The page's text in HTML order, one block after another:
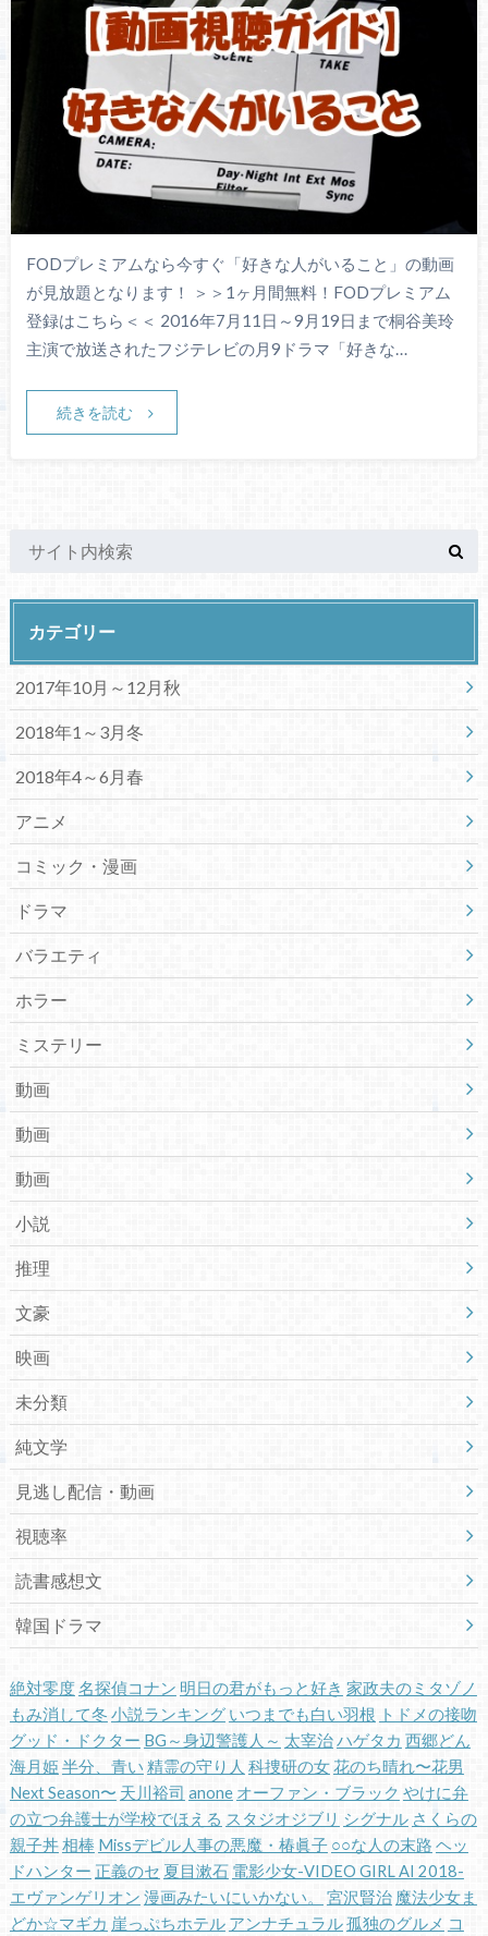
FODプレミアムなら今すぐ「好きな人がいること」の動画
が見放題となります！ ＞＞1ヶ月間無料！FODプレミアム
登録はこちら＜＜ 2016年7月11日～9月19日まで桐谷美玲
主演で放送されたフジテレビの月9ドラマ「好きな…
続きを読む
カテゴリー
2017年10月～12月秋
2018年1～3月冬
2018年4～6月春
アニメ
コミック・漫画
ドラマ
バラエティ
ホラー
ミステリー
動画
動画
動画
小説
推理
文豪
映画
未分類
純文学
見逃し配信・動画
視聴率
読書感想文
韓国ドラマ
絶対零度名探偵コナン 明日の君がもっと好き 家政夫のミタゾノ
もみ消して冬 小説ランキング いつまでも白い羽根 トドメの接吻
グッド・ドクター BG～身辺警護人～ 太宰治ハゲタカ 西郷どん
海月姫 半分、青い 精霊の守り人 科捜研の女花のち晴れ〜花男
Next Season〜 天川裕司 anone オーファン・ブラック やけに弁
の立つ弁護士が学校でほえる スタジオジブリ シグナル さくらの
親子丼相棒 Missデビル人事の悪魔・椿眞子 ○○な人の末路 ヘッ
ドハンター 正義のセ 夏目漱石 電影少女-VIDEO GIRL AI 2018-
エヴァンゲリオン 漫画みたいにいかない。 宮沢賢治 魔法少女ま
どか☆マギカ 崖っぷちホテル アンナチュラル孤独のグルメ コ